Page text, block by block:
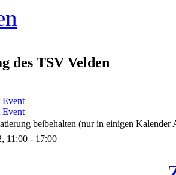
des TSV Velden
Event
Event
beibehalten (nur in einigen Kalender
11:00 - 17:00